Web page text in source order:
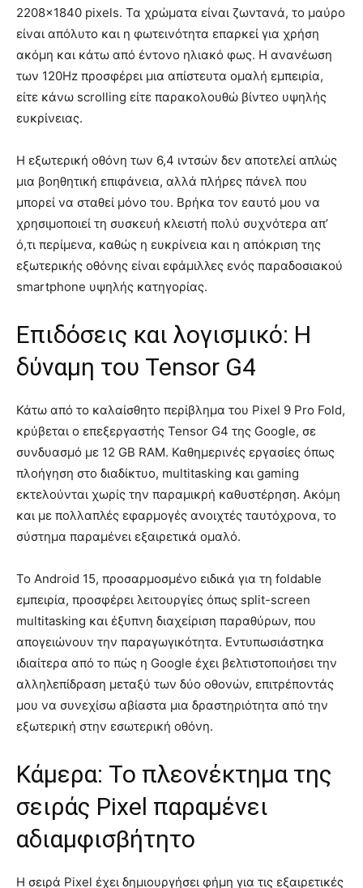
2208×1840 pixels. Τα χρώματα είναι ζωντανά, το μαύρο
είναι απόλυτο και η φωτεινότητα επαρκεί για χρήση
ακόμη και κάτω από έντονο ηλιακό φως. Η ανανέωση
των 120Hz προσφέρει μια απίστευτα ομαλή εμπειρία,
είτε κάνω scrolling είτε παρακολουθώ βίντεο υψηλής
ευκρίνειας.
Η εξωτερική οθόνη των 6,4 ιντσών δεν αποτελεί απλώς
μια βοηθητική επιφάνεια, αλλά πλήρες πάνελ που
μπορεί να σταθεί μόνο του. Βρήκα τον εαυτό μου να
χρησιμοποιεί τη συσκευή κλειστή πολύ συχνότερα απ’
ό,τι περίμενα, καθώς η ευκρίνεια και η απόκριση της
εξωτερικής οθόνης είναι εφάμιλλες ενός παραδοσιακού
smartphone υψηλής κατηγορίας.
Επιδόσεις και λογισμικό: Η
δύναμη του Tensor G4
Κάτω από το καλαίσθητο περίβλημα του Pixel 9 Pro Fold,
κρύβεται ο επεξεργαστής Tensor G4 της Google, σε
συνδυασμό με 12 GB RAM. Καθημερινές εργασίες όπως
πλοήγηση στο διαδίκτυο, multitasking και gaming
εκτελούνται χωρίς την παραμικρή καθυστέρηση. Ακόμη
και με πολλαπλές εφαρμογές ανοιχτές ταυτόχρονα, το
σύστημα παραμένει εξαιρετικά ομαλό.
Το Android 15, προσαρμοσμένο ειδικά για τη foldable
εμπειρία, προσφέρει λειτουργίες όπως split-screen
multitasking και έξυπνη διαχείριση παραθύρων, που
απογειώνουν την παραγωγικότητα. Εντυπωσιάστηκα
ιδιαίτερα από το πώς η Google έχει βελτιστοποιήσει την
αλληλεπίδραση μεταξύ των δύο οθονών, επιτρέποντάς
μου να συνεχίσω αβίαστα μια δραστηριότητα από την
εξωτερική στην εσωτερική οθόνη.
Κάμερα: Το πλεονέκτημα της
σειράς Pixel παραμένει
αδιαμφισβήτητο
Η σειρά Pixel έχει δημιουργήσει φήμη για τις εξαιρετικές